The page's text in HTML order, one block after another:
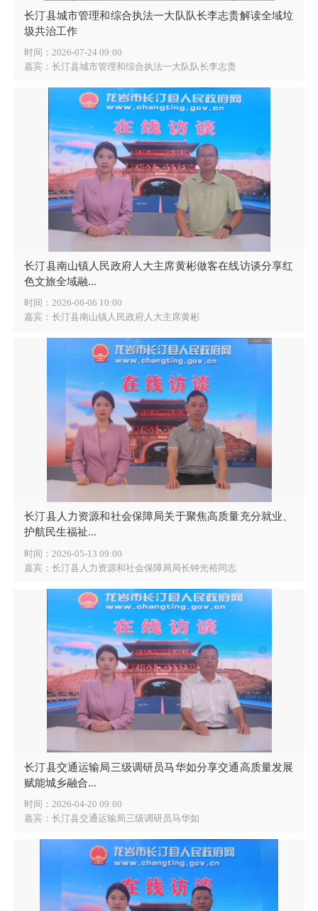
长汀县城市管理和综合执法一大队队长李志贵解读全域垃
圾共治工作
时间：2026-07-24 09:00
嘉宾：长汀县城市管理和综合执法一大队队长李志贵
长汀县南山镇人民政府人大主席黄彬做客在线访谈分享红
色文旅全域融...
时间：2026-06-06 10:00
嘉宾：长汀县南山镇人民政府人大主席黄彬
长汀县人力资源和社会保障局关于聚焦高质量充分就业、
护航民生福祉...
时间：2026-05-13 09:00
嘉宾：长汀县人力资源和社会保障局局长钟光裕同志
长汀县交通运输局三级调研员马华如分享交通高质量发展
赋能城乡融合...
时间：2026-04-20 09:00
嘉宾：长汀县交通运输局三级调研员马华如